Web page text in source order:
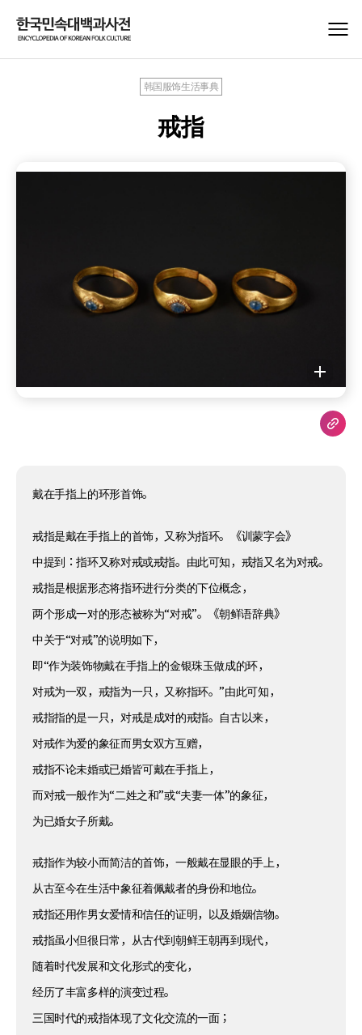
韩国服饰生活事典
戒指
戴在手指上的环形首饰。
戒指是戴在手指上的首饰，又称为指环。《训蒙字会》
中提到：指环又称对戒或戒指。由此可知，戒指又名为对戒。
戒指是根据形态将指环进行分类的下位概念，
两个形成一对的形态被称为“对戒”。《朝鲜语辞典》
中关于“对戒”的说明如下，
即“作为装饰物戴在手指上的金银珠玉做成的环，
对戒为一双，戒指为一只，又称指环。”由此可知，
戒指指的是一只，对戒是成对的戒指。自古以来，
对戒作为爱的象征而男女双方互赠，
戒指不论未婚或已婚皆可戴在手指上，
而对戒一般作为“二姓之和”或“夫妻一体”的象征，
为已婚女子所戴。
戒指作为较小而简洁的首饰，一般戴在显眼的手上，
从古至今在生活中象征着佩戴者的身份和地位。
戒指还用作男女爱情和信任的证明，以及婚姻信物。
戒指虽小但很日常，从古代到朝鲜王朝再到现代，
随着时代发展和文化形式的变化，
经历了丰富多样的演变过程。
三国时代的戒指体现了文化交流的一面；